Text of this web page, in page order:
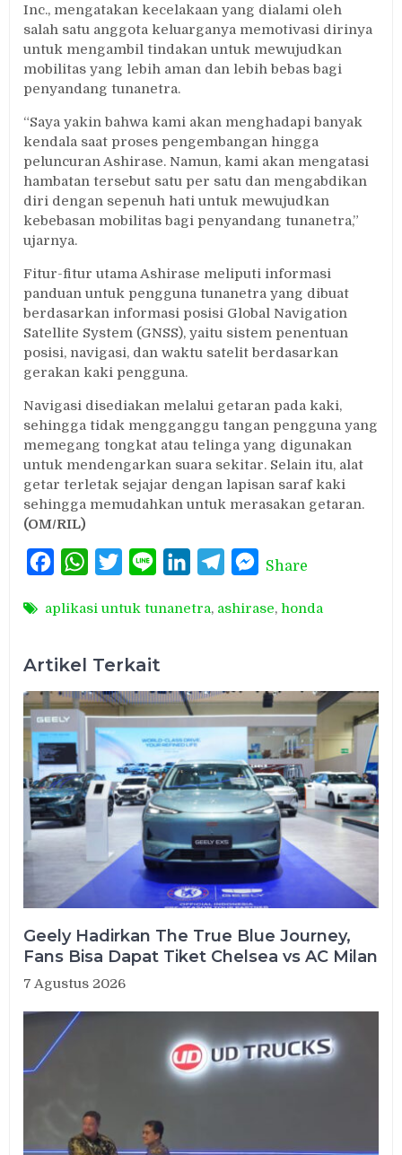
Inc., mengatakan kecelakaan yang dialami oleh
salah satu anggota keluarganya memotivasi dirinya
untuk mengambil tindakan untuk mewujudkan
mobilitas yang lebih aman dan lebih bebas bagi
penyandang tunanetra.
“Saya yakin bahwa kami akan menghadapi banyak
kendala saat proses pengembangan hingga
peluncuran Ashirase. Namun, kami akan mengatasi
hambatan tersebut satu per satu dan mengabdikan
diri dengan sepenuh hati untuk mewujudkan
kebebasan mobilitas bagi penyandang tunanetra,”
ujarnya.
Fitur-fitur utama Ashirase meliputi informasi
panduan untuk pengguna tunanetra yang dibuat
berdasarkan informasi posisi Global Navigation
Satellite System (GNSS), yaitu sistem penentuan
posisi, navigasi, dan waktu satelit berdasarkan
gerakan kaki pengguna.
Navigasi disediakan melalui getaran pada kaki,
sehingga tidak mengganggu tangan pengguna yang
memegang tongkat atau telinga yang digunakan
untuk mendengarkan suara sekitar. Selain itu, alat
getar terletak sejajar dengan lapisan saraf kaki
sehingga memudahkan untuk merasakan getaran.
(OM/RIL)
FacebookWhatsAppTwitterLine LinkedInTelegramMessenger
Share
aplikasi untuk tunanetra, ashirase,honda
Artikel Terkait
Geely Hadirkan The True Blue Journey,
Fans Bisa Dapat Tiket Chelsea vs AC Milan
7 Agustus 2026